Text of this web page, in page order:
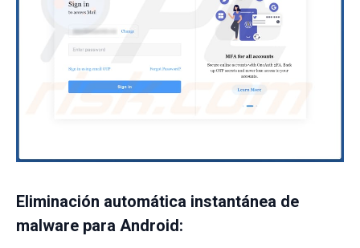
Eliminación automática instantánea de
malware para Android: